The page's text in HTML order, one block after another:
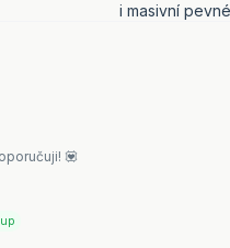
i masivní
💟